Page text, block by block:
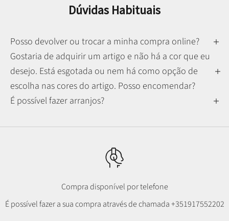
Dúvidas Habituais
Posso devolver ou trocar a minha compra online?
Gostaria de adquirir um artigo e não há a cor que eu
desejo. Está esgotada ou nem há como opção de
escolha nas cores do artigo. Posso encomendar?
É possível fazer arranjos?
Compra disponível por telefone
É possível fazer a sua compra através de chamada+351917552202